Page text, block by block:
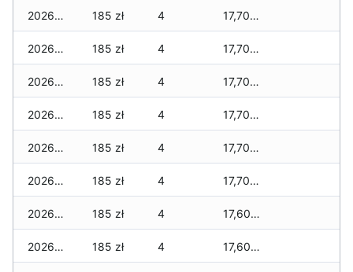
2026-07-31 185 zł 4 17,700 zł
2026-07-29 185 zł 4 17,700 zł
2026-07-28 185 zł 4 17,700 zł
2026-07-27 185 zł 4 17,700 zł
2026-07-26 185 zł 4 17,700 zł
2026-07-24 185 zł 4 17,700 zł
2026-07-23 185 zł 4 17,600 zł
2026-07-22 185 zł 4 17,600 zł